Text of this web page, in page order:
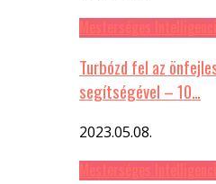
Turbózd fel az
segítségével – 10…
2023.05.08.